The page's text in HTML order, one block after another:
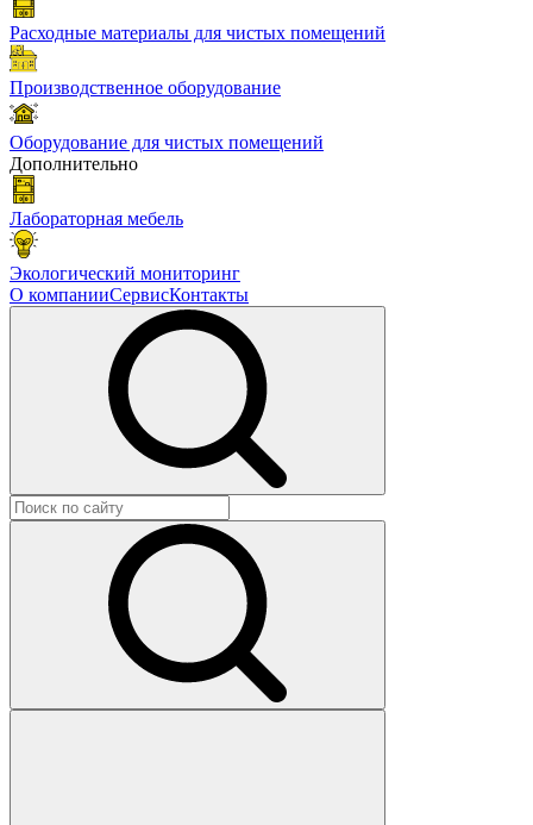
Расходные материалы для чистых помещений
Производственное оборудование
Оборудование для чистых помещений
Дополнительно
Лабораторная мебель
Экологический мониторинг
О компанииСервисКонтакты